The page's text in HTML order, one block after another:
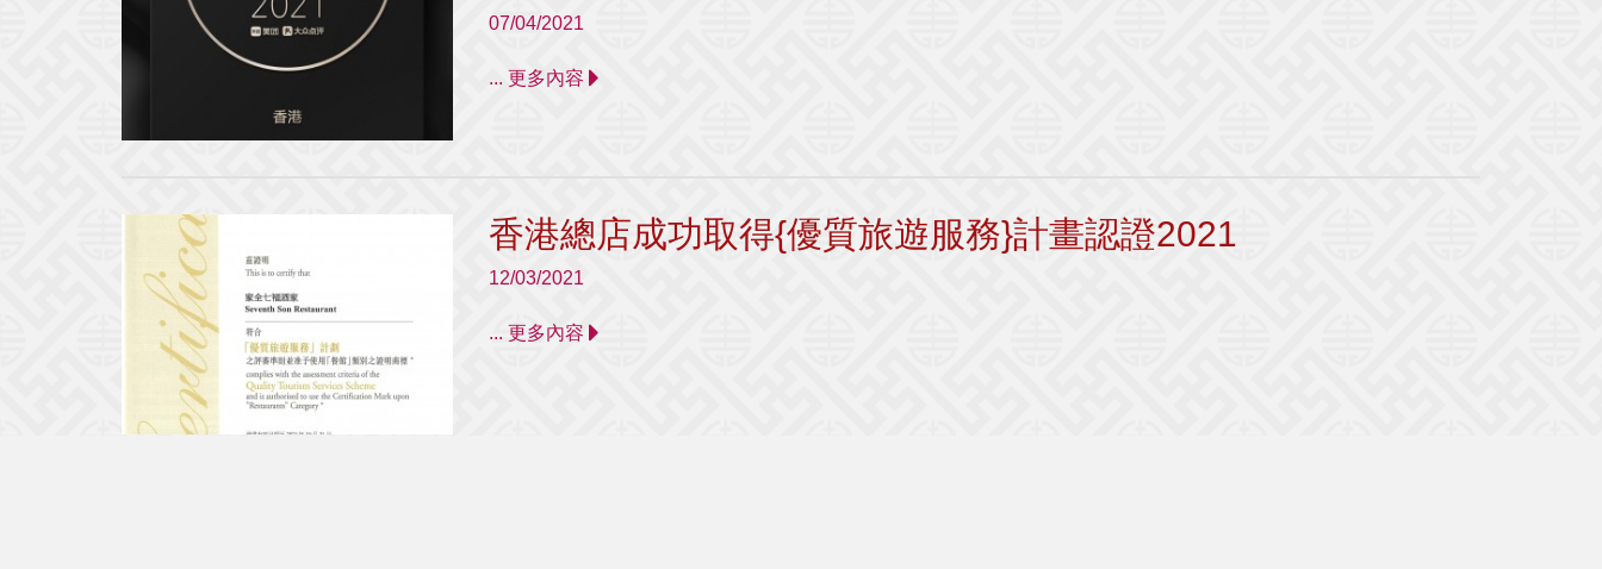
07/04/2021
... 更多內容
香港總店成功取得{優質旅遊服務}計畫認證2021
12/03/2021
... 更多內容